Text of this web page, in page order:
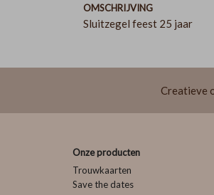
OMSCHRIJVING
Sluitzegel feest 25 jaar
Creatieve
Onze producten
Trouwkaarten
Save the dates